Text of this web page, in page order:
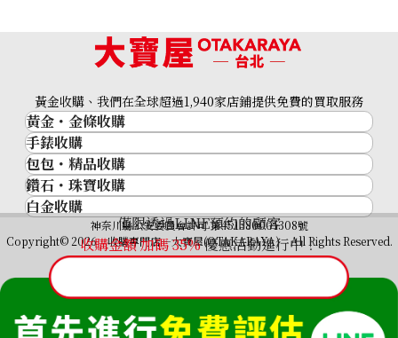
收購日期: 2024年6月 收購日期: 2024年3月
Cartier Baignoir 1955
收購參考價格
NTD 157,712
收購日期: 2025年1月
Cartier Baignoir 1366
NTD 157,712
收購日期: 2025年1月
僅限透過LINE預約的顧客
收購金額 加碼35%優惠活動進行中！
黃金收購、我們在全球超過1,940家店鋪提供免費的買取服務
黃金・金條收購
黃金與貴金屬
金的錠
金幣
黃金過去10年
黃金飾品
黃金戒指
黃金項鍊
手錶收購
名牌手錶
Rolex
Patek Philippe
Audemars Piguet
Vacheron Constantin
A. Lange & Söhne
Breguet
包包・精品收購
品牌精品
Cartier
LOUIS VUITTON
Hermès
CELINE
CHANEL
Fendi
鑽石・珠寶收購
鑽石･珠寶
祖母綠（翠玉）
紅寶石（紅玉）
藍寶石（蒼玉）
白金收購
神奈川縣公安委員會許可 第451380001308號
Copyright© 2026 收購專門店—大寶屋(OTAKARAYA) All Rights Reserved.